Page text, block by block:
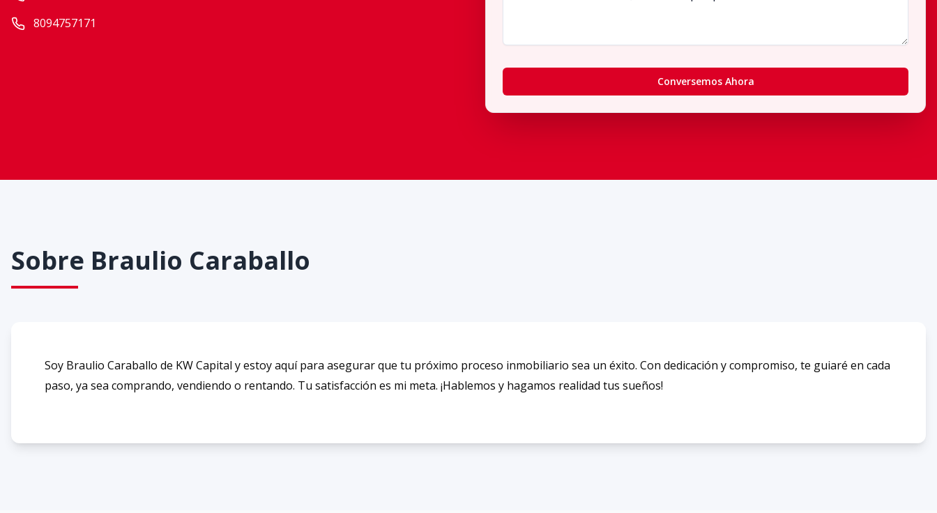
8094757171
Conversemos Ahora
Sobre Braulio Caraballo
Soy Braulio Caraballo de KW Capital y estoy aquí para asegurar que tu próximo proceso inmobiliario sea un éxito. Con dedicación y compromiso, te guiaré en cada
paso, ya sea comprando, vendiendo o rentando. Tu satisfacción es mi meta. ¡Hablemos y hagamos realidad tus sueños!